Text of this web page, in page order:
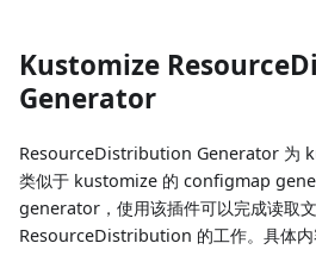
Kustomize
Generator
ResourceDistribution Generator 为
类似于 kustomize 的 configmap
generator，使用该插件可以完成读取
ResourceDistribution 的工作。具体内